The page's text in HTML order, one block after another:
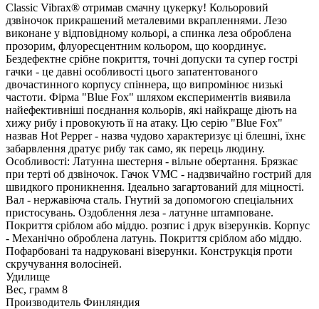
Classic Vibrax® отримав смачну цукерку! Кольоровий
дзвіночок прикрашений металевими вкрапленнями. Лезо
виконане у відповідному кольорі, а спинка леза оброблена
прозорим, флуоресцентним кольором, що координує.
Бездефектне срібне покриття, точні допуски та супер гострі
гачки - це давні особливості цього запатентованого
двочастинного корпусу спіннера, що випромінює низькі
частоти. Фірма "Blue Fox" шляхом експериментів виявила
найефективніші поєднання кольорів, які найкраще діють на
хижу рибу і провокують її на атаку. Цю серію "Blue Fox"
назвав Hot Pepper - назва чудово характеризує ці блешні, їхнє
забарвлення дратує рибу так само, як перець людину.
Особливості: Латунна шестерня - вільне обертання. Брязкає
при терті об дзвіночок. Гачок VMC - надзвичайно гострий для
швидкого проникнення. Ідеально загартований для міцності.
Вал - нержавіюча сталь. Гнутий за допомогою спеціальних
пристосувань. Оздоблення леза - латунне штамповане.
Покриття сріблом або міддю. розпис і друк візерунків. Корпус
- Механічно оброблена латунь. Покриття сріблом або міддю.
Пофарбовані та надруковані візерунки. Конструкція проти
скручування волосіней.
Удилище
Вес, грамм 8
Производитель Финляндия